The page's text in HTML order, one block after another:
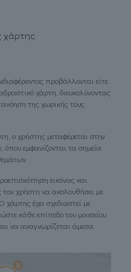
χάρτης
προβάλλονται είτε
χάρτη, διευκολύνοντας
της χωρικής τους
ο χρήστης μεταφέρεται στην
εμφανίζονται τα σημεία
εικόνας και
χρήστη να ακολουθήσει με
έχει σχεδιαστεί με
κάθε επίπεδο του μουσείου
να αναγνωρίζεται άμεσα.